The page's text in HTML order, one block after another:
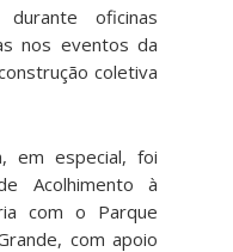
oficinas
nos eventos da
coletiva
em especial, foi
Acolhimento à
com o Parque
com apoio